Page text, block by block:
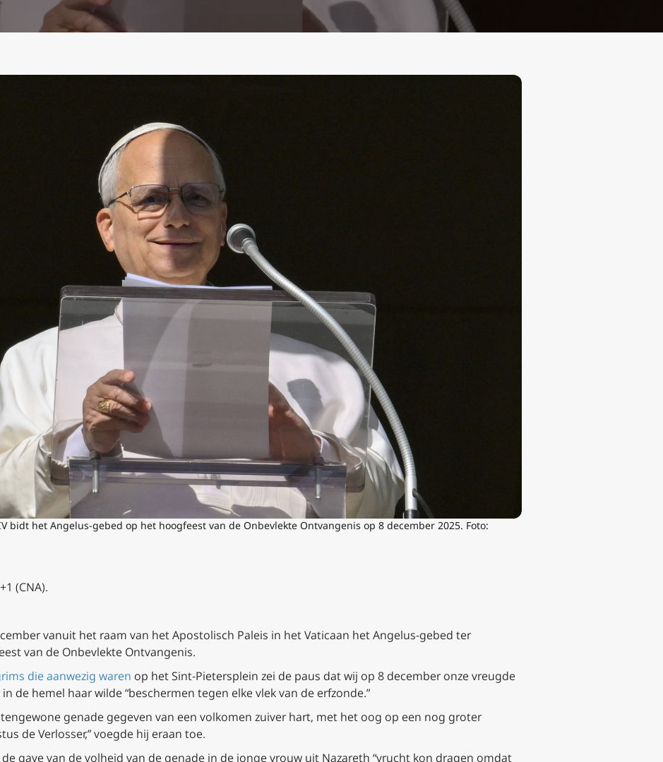
bidt het Angelus-gebed op het hoogfeest van de Onbevlekte Ontvangenis op 8 december 2025. Foto:
(CNA).
vanuit het raam van het Apostolisch Paleis in het Vaticaan het Angelus-gebed ter
van de Onbevlekte Ontvangenis.
die aanwezig waren op het Sint-Pietersplein zei de paus dat wij op 8 december onze vreugde
de hemel haar wilde “beschermen tegen elke vlek van de erfzonde.”
genade gegeven van een volkomen zuiver hart, met het oog op een nog groter
de Verlosser,” voegde hij eraan toe.
gave van de volheid van de genade in de jonge vrouw uit Nazareth “vrucht kon dragen omdat